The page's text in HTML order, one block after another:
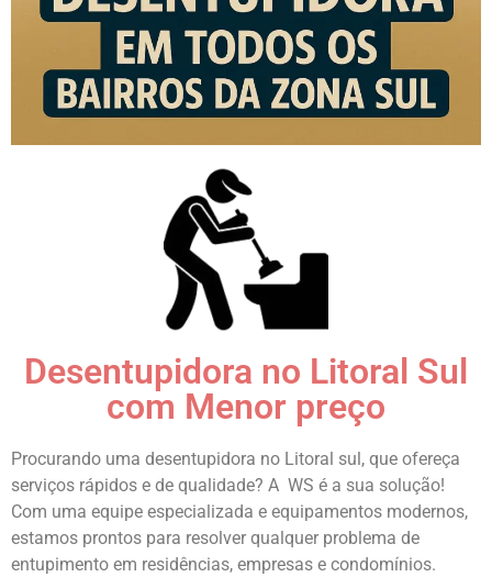
Desentupidora no Litoral Sul
com Menor preço
Procurando uma desentupidora no Litoral sul, que ofereça
serviços rápidos e de qualidade? A WS é a sua solução!
Com uma equipe especializada e equipamentos modernos,
estamos prontos para resolver qualquer problema de
entupimento em residências, empresas e condomínios.